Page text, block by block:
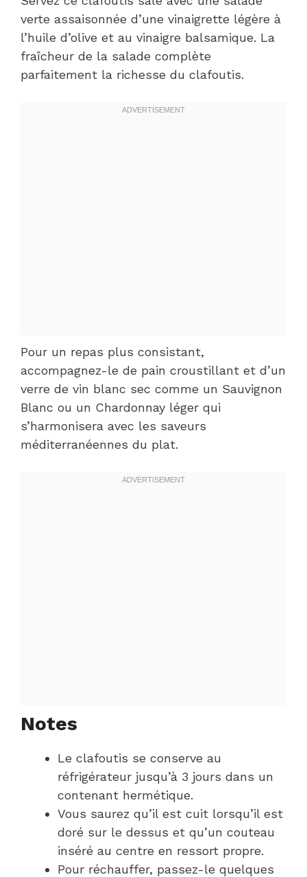
verte assaisonnée d’une vinaigrette légère à
l’huile d’olive et au vinaigre balsamique. La
fraîcheur de la salade complète
parfaitement la richesse du clafoutis.
Pour un repas plus consistant,
accompagnez-le de pain croustillant et d’un
verre de vin blanc sec comme un Sauvignon
Blanc ou un Chardonnay léger qui
s’harmonisera avec les saveurs
méditerranéennes du plat.
Notes
Le clafoutis se conserve au
réfrigérateur jusqu’à 3 jours dans un
contenant hermétique.
Vous saurez qu’il est cuit lorsqu’il est
doré sur le dessus et qu’un couteau
inséré au centre en ressort propre.
Pour réchauffer, passez-le quelques